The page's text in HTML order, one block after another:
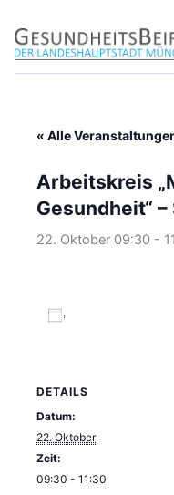
Inhalt
springen
« Alle
Arbeitskreis
Gesundheit“
22. Oktober 09:30 -
DETAILS
Datum:
22. Oktober
Zeit:
09:30 - 11:30